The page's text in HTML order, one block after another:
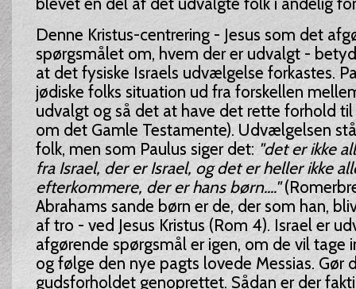
Denne Kristus-centrering - Jesus som det
spørgsmålet om, hvem der er udvalgt -
at det fysiske Israels udvælgelse forkastes.
jødiske folks situation ud fra forskellen
udvalgt og så det at have det rette forhold til
om det Gamle Testamente). Udvælgelsen
folk, men som Paulus siger det: "det er ikke
fra Israel, der er Israel, og det er heller ikke
efterkommere, der er hans børn...."
Abrahams sande børn er de, der som han,
af tro - ved Jesus Kristus (Rom 4). Israel er
afgørende spørgsmål er igen, om de vil tage
og følge den nye pagts lovede Messias. Gør
gudsforholdet genoprettet. Sådan er der